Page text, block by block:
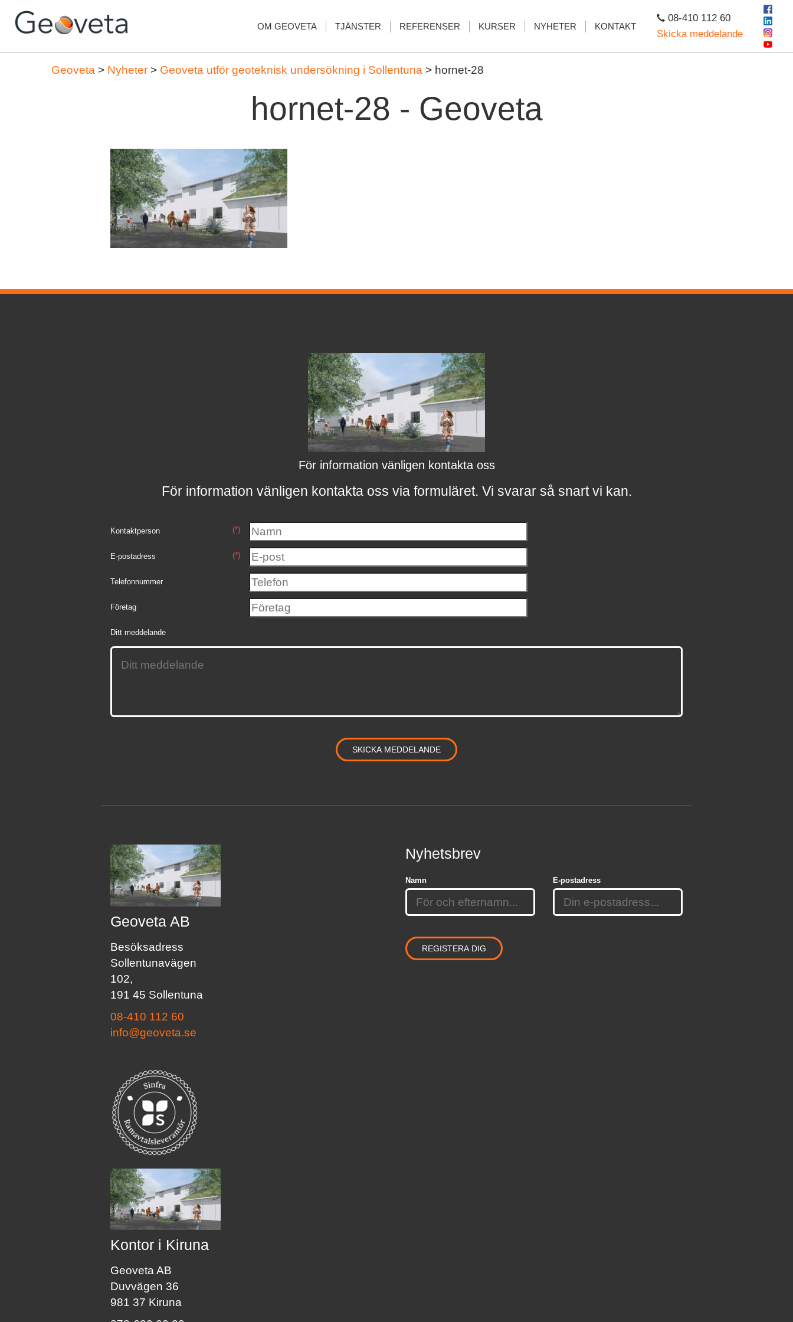
08-410 112 60
Skicka meddelande
OM GEOVETA TJÄNSTER REFERENSER KURSER NYHETER KONTAKT
Geoveta > Nyheter > Geoveta utför geoteknisk undersökning i Sollentuna > hornet-28
hornet-28 - Geoveta
För information vänligen kontakta oss
För information vänligen kontakta oss via formuläret. Vi svararså snart vi kan.
Kontaktperson (*)
E-postadress (*)
Telefonnummer
Företag
Ditt meddelande
Geoveta AB
Besöksadress
Sollentunavägen
102,
191 45 Sollentuna
08-410 112 60
info@geoveta.se
Kontor i Kiruna
Geoveta AB
Duvvägen 36
981 37 Kiruna
Nyhetsbrev
Namn E-postadress